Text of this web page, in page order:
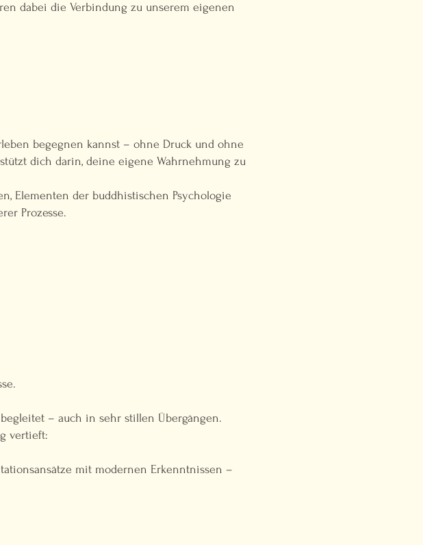
dabei die Verbindung zu unserem eigenen
begegnen kannst – ohne Druck und ohne
dich darin, deine eigene Wahrnehmung zu
Elementen der buddhistischen Psychologie
Prozesse.
– auch in sehr stillen Übergängen.
vertieft:
mit modernen Erkenntnissen –